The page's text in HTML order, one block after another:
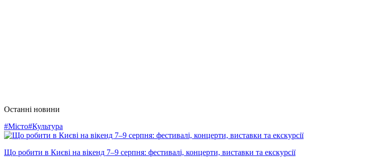
Останні новини
#Місто#Культура
Що робити в Києві на вікенд 7–9 серпня: фестивалі, концерти, виставки та екскурсії